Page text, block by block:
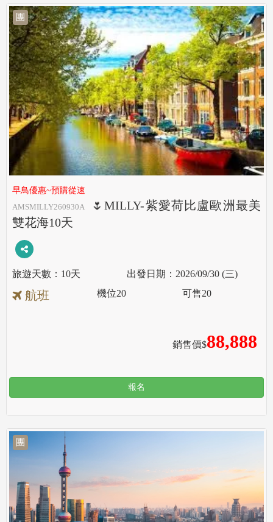
團
早鳥優惠~預購從速
AMSMILLY260930A
🌷MILLY-紫愛荷比盧歐洲最美
雙花海10天
10天 2026/09/30 (三)
航班
銷售價$88,888
機位20 可售20
報名
團